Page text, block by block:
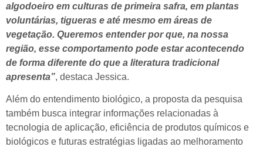
algodoeiro em culturas de primeira safra, em plantas
voluntárias, tigueras e até mesmo em áreas de
vegetação. Queremos entender por que, na nossa
região, esse comportamento pode estar acontecendo
de forma diferente do que a literatura tradicional
apresenta”, destaca Jessica.
Além do entendimento biológico, a proposta da pesquisa
também busca integrar informações relacionadas à
tecnologia de aplicação, eficiência de produtos químicos e
biológicos e futuras estratégias ligadas ao melhoramento